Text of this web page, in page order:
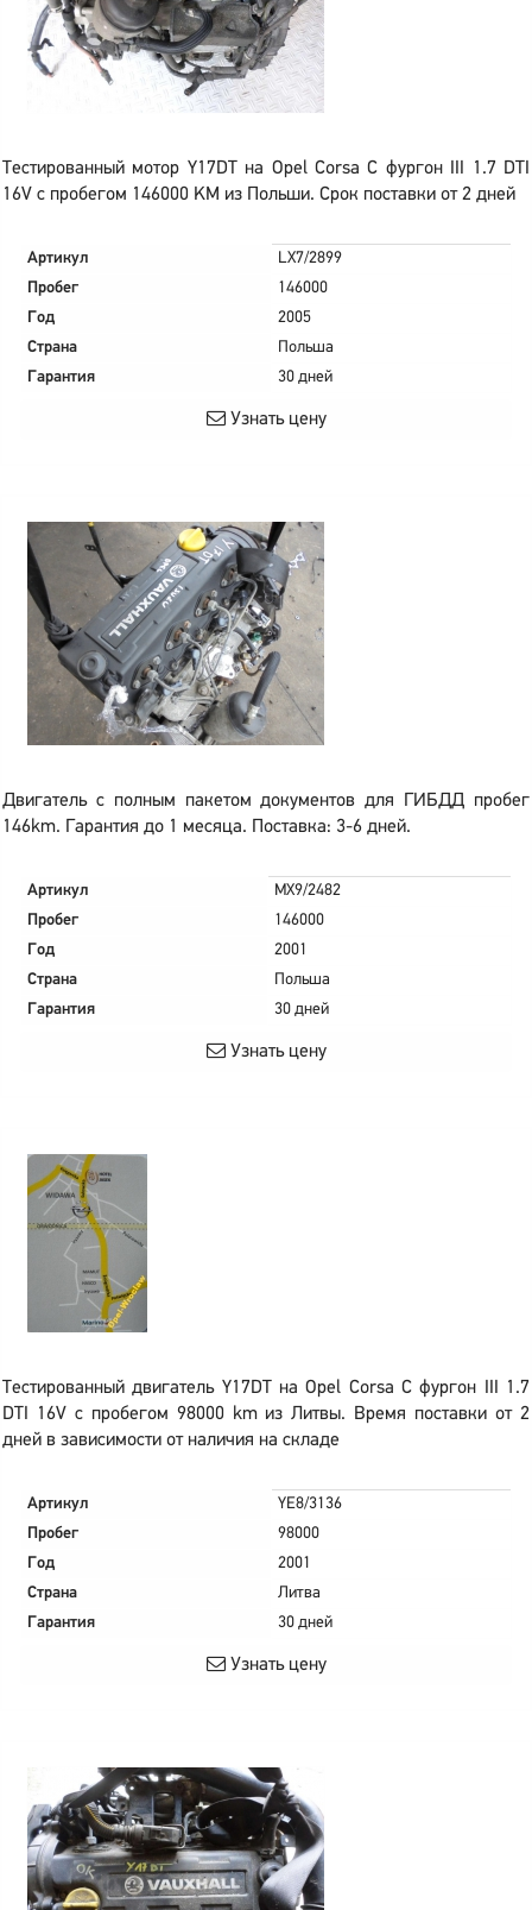
Тестированный мотор Y17DT на Opel Corsa C фургон III 1.7 DTI
16V с пробегом 146000 KM из Польши. Срок поставки от 2 дней
Артикул
LX7/2899
Пробег
146000
Год
2005
Страна
Польша
Гарантия
30 дней
Узнать цену
Двигатель с полным пакетом документов для ГИБДД пробег
146km. Гарантия до 1 месяца. Поставка: 3-6 дней.
Артикул
MX9/2482
Пробег
146000
Год
2001
Страна
Польша
Гарантия
30 дней
Узнать цену
Тестированный двигатель Y17DT на Opel Corsa C фургон III 1.7
DTI 16V с пробегом 98000 km из Литвы. Время поставки от 2
дней в зависимости от наличия на складе
Артикул
YE8/3136
Пробег
98000
Год
2001
Страна
Литва
Гарантия
30 дней
Узнать цену